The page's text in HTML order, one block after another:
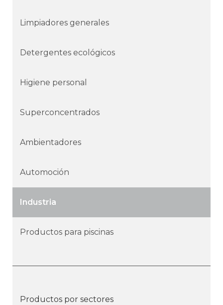
Limpiadores generales
Detergentes ecológicos
Higiene personal
Superconcentrados
Ambientadores
Automoción
Industria
Productos para piscinas
Productos por sectores